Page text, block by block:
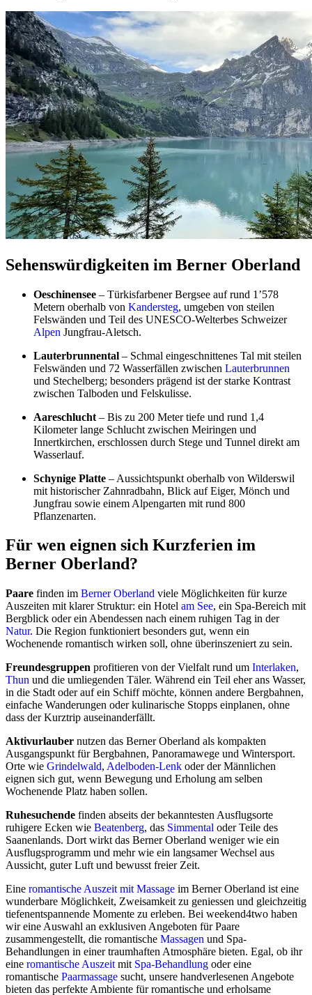
Sehenswürdigkeiten im Berner Oberland
Oeschinensee – Türkisfarbener Bergsee auf rund 1’578
Metern oberhalb von Kandersteg, umgeben von steilen
Felswänden und Teil des UNESCO-Welterbes Schweizer
Alpen Jungfrau-Aletsch.
Lauterbrunnental – Schmal eingeschnittenes Tal mit steilen
Felswänden und 72 Wasserfällen zwischen Lauterbrunnen
und Stechelberg; besonders prägend ist der starke Kontrast
zwischen Talboden und Felskulisse.
Aareschlucht – Bis zu 200 Meter tiefe und rund 1,4
Kilometer lange Schlucht zwischen Meiringen und
Innertkirchen, erschlossen durch Stege und Tunnel direkt am
Wasserlauf.
Schynige Platte – Aussichtspunkt oberhalb von Wilderswil
mit historischer Zahnradbahn, Blick auf Eiger, Mönch und
Jungfrau sowie einem Alpengarten mit rund 800
Pflanzenarten.
Für wen eignen sich Kurzferien im
Berner Oberland?
Paare finden im Berner Oberland viele Möglichkeiten für kurze
Auszeiten mit klarer Struktur: ein Hotel am See, ein Spa-Bereich mit
Bergblick oder ein Abendessen nach einem ruhigen Tag in der
Natur. Die Region funktioniert besonders gut, wenn ein
Wochenende romantisch wirken soll, ohne überinszeniert zu sein.
Freundesgruppen profitieren von der Vielfalt rund um Interlaken,
Thun und die umliegenden Täler. Während ein Teil eher ans Wasser,
in die Stadt oder auf ein Schiff möchte, können andere Bergbahnen,
einfache Wanderungen oder kulinarische Stopps einplanen, ohne
dass der Kurztrip auseinanderfällt.
Aktivurlauber nutzen das Berner Oberland als kompakten
Ausgangspunkt für Bergbahnen, Panoramawege und Wintersport.
Orte wie Grindelwald, Adelboden-Lenk oder der Männlichen
eignen sich gut, wenn Bewegung und Erholung am selben
Wochenende Platz haben sollen.
Ruhesuchende finden abseits der bekanntesten Ausflugsorte
ruhigere Ecken wie Beatenberg, das Simmental oder Teile des
Saanenlands. Dort wirkt das Berner Oberland weniger wie ein
Ausflugsprogramm und mehr wie ein langsamer Wechsel aus
Aussicht, guter Luft und bewusst freier Zeit.
Eine romantische Auszeit mit Massage im Berner Oberland ist eine
wunderbare Möglichkeit, Zweisamkeit zu geniessen und gleichzeitig
tiefenentspannende Momente zu erleben. Bei weekend4two haben
wir eine Auswahl an exklusiven Angeboten für Paare
zusammengestellt, die romantische Massagen und Spa-
Behandlungen in einer traumhaften Atmosphäre bieten. Egal, ob ihr
eine romantische Auszeit mit Spa-Behandlung oder eine
romantische Paarmassage sucht, unsere handverlesenen Angebote
bieten das perfekte Ambiente für romantische und erholsame